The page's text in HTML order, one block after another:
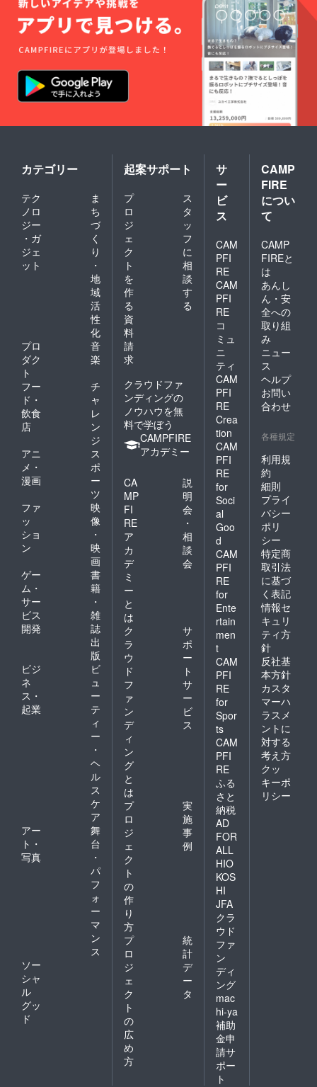
カテゴリー
テク
ノロ
ジー
・ガ
ジェ
ット
ま
ち
づ
く
り
・
地
域
活
性
化
プロ
ダク
ト
音
楽
フー
ド・
飲食
店
チ
ャ
レ
ン
ジ
アニ
メ・
漫画
ス
ポ
ー
ツ
ファ
ッ
ショ
ン
映
像
・
映
画
ゲー
ム・
サー
ビス
開発
書
籍
・
雑
誌
出
版
ビジ
ネ
ス・
起業
ビ
ュ
ー
テ
ィ
ー
・
ヘ
ル
ス
ケ
ア
アー
ト・
写真
舞
台
・
パ
フ
ォ
ー
マ
ン
ス
ソー
シャ
ル
グッ
ド
起案サポート
プ
ロ
ジ
ェ
ク
ト
を
作
る
ス
タ
ッ
フ
に
相
談
す
る
資
料
請
求
クラウドファ
ンディングの
ノウハウを無
料で学ぼう
CAMPFIRE
アカデミー
CA
MP
FI
RE
ア
カ
デ
ミ
ー
と
は
説
明
会
・
相
談
会
ク
ラ
ウ
ド
フ
ァ
ン
デ
ィ
ン
グ
と
は
サ
ポ
ー
ト
サ
ー
ビ
ス
プ
ロ
ジ
ェ
ク
ト
の
作
り
方
実
施
事
例
プ
ロ
ジ
ェ
ク
ト
の
広
め
方
統
計
デ
ー
タ
サ
ー
ビ
ス
CAM
PFI
RE
CAM
PFI
RE
コ
ミュ
ニ
ティ
CAM
PFI
RE
Crea
tion
CAM
PFI
RE
for
Soci
al
Goo
d
CAM
PFI
RE
for
Ente
rtain
men
t
CAM
PFI
RE
for
Spor
ts
CAM
PFI
RE
ふる
さと
納税
AD
FOR
ALL
HIO
KOS
HI
JFA
クラ
ウド
ファ
ン
ディ
ング
mac
hi-ya
補助
金申
請サ
ポー
ト
CAMP
FIRE
につい
て
CAMP
FIREと
は
あんし
ん・安
全への
取り組
み
ニュー
ス
ヘルプ
お問い
合わせ
各種規定
利用規
約
細則
プライ
バシー
ポリ
シー
特定商
取引法
に基づ
く表記
情報セ
キュリ
ティ方
針
反社基
本方針
カスタ
マーハ
ラスメ
ントに
対する
考え方
クッ
キーポ
リシー